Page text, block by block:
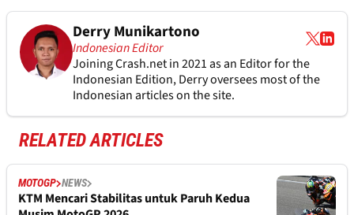
Derry Munikartono
Indonesian Editor
Joining Crash.net in 2021 as an Editor for the
Indonesian Edition, Derry oversees most of the
Indonesian articles on the site.
RELATED ARTICLES
MOTOGP NEWS
KTM Mencari Stabilitas untuk Paruh Kedua